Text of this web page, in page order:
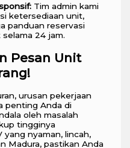
Tim admin kami
ketersediaan unit,
panduan reservasi
24 jam.
Pesan Unit
urusan pekerjaan
penting Anda di
oleh masalah
tingginya
nyaman, lincah,
Madura, pastikan Anda